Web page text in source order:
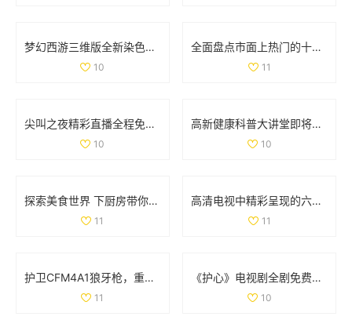
梦幻西游三维版全新染色系统上线，个性化角色打造新体验
10
全面盘点市面上热门的十款色情软件推荐与分析
11
尖叫之夜精彩直播全程免费看，与你共同感受音乐狂欢盛宴
10
高新健康科普大讲堂即将开启，12月2日至6日精彩课程安排揭晓
10
探索美食世界 下厨房带你领略烹饪的乐趣与创意
11
高清电视中精彩呈现的六部热播妻子题材影视作品推荐
11
护卫CFM4A1狼牙枪，重踏红色警戒与传奇之旅
11
《护心》电视剧全剧免费播放链接和观看指南分享
10